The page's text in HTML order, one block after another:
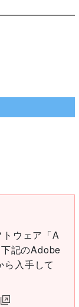
ウェア「A
記のAdobe
入手して